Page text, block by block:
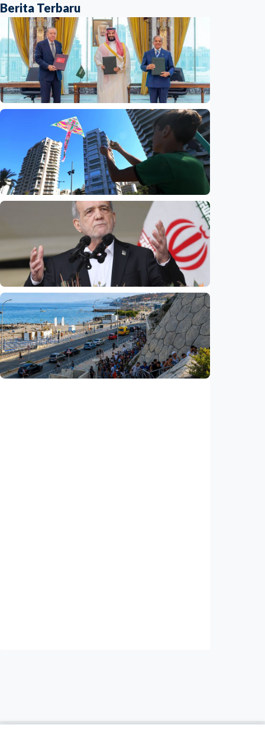
Berita Terbaru
Mirip pasal 5 NATO, Turkiye tegaskan
Aliansi Pertahanan Makkah tak
menargetkan Iran
Indonesia•09 Aug 2026
Dugaan spionase guncang PBB, staf UNICEF
diduga bocorkan informasi ke Israel
Indonesia 08 Aug 2026
Internasional
Pezeshkian: Iran siap berdialog, tetapi tak
bisa dipaksa menyerah
Indonesia•08 Aug 2026